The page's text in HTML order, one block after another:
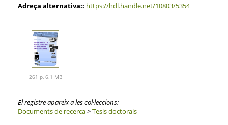
Adreça alternativa:: https://hdl.handle.net/10803/5354
261 p, 6.1 MB
El registre apareix a les col·leccions:
Documents de recerca>Tesis doctorals